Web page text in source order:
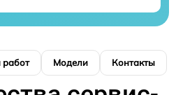
Модели Контакты